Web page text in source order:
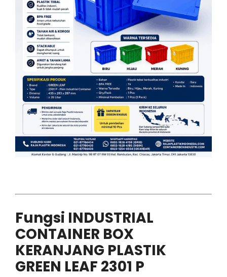
Fungsi INDUSTRIAL
CONTAINER BOX
KERANJANG PLASTIK
GREEN LEAF 2301 P